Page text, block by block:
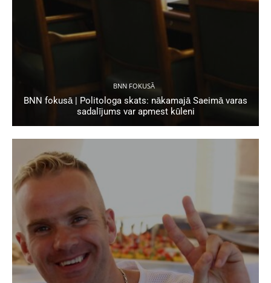
BNN FOKUSĀ
BNN fokusā | Politologa skats: nākamajā Saeimā varas
sadalījums var apmest kūleni